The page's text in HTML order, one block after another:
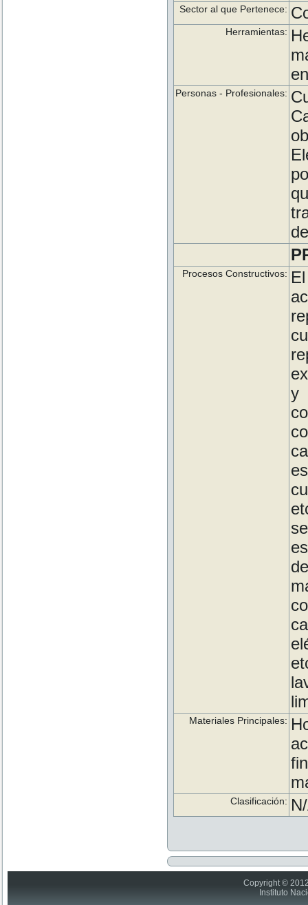
Sector al que Pertenece:
Herramientas:
Personas - Profesionales:
Procesos Constructivos:
y
Materiales Principales:
Clasificación:
Copyright ©
Instituto